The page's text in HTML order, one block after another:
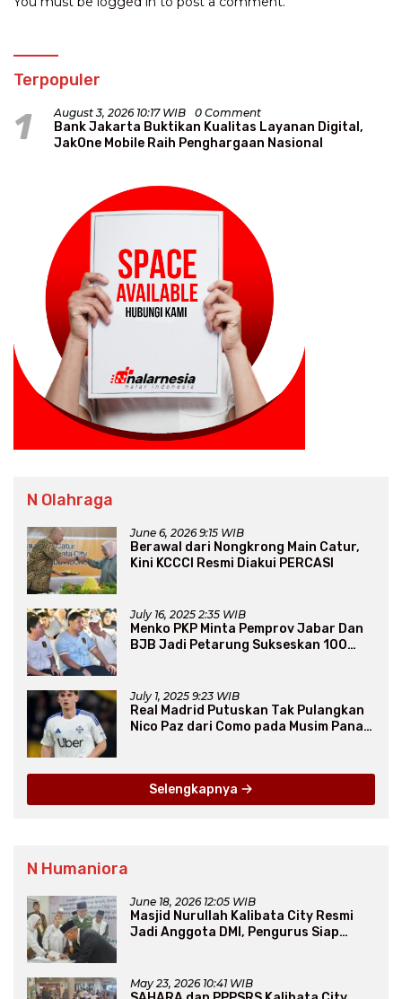
Terpopuler
1 August 3, 2026 10:17 WIB 0 Comment
Bank Jakarta Buktikan Kualitas Layanan Digital,
JakOne Mobile Raih Penghargaan Nasional
N Olahraga
June 6, 2026 9:15 WIB
Berawal dari Nongkrong Main Catur,
Kini KCCCI Resmi Diakui PERCASI
July 16, 2025 2:35 WIB
Menko PKP Minta Pemprov Jabar Dan
BJB Jadi Petarung Sukseskan 100
July 1, 2025 9:23 WIB
Real Madrid Putuskan Tak Pulangkan
Nico Paz dari Como pada Musim Panas
Selengkapnya
N Humaniora
June 18, 2026 12:05 WIB
Masjid Nurullah Kalibata City Resmi
Jadi Anggota DMI, Pengurus Siap
May 23, 2026 10:41 WIB